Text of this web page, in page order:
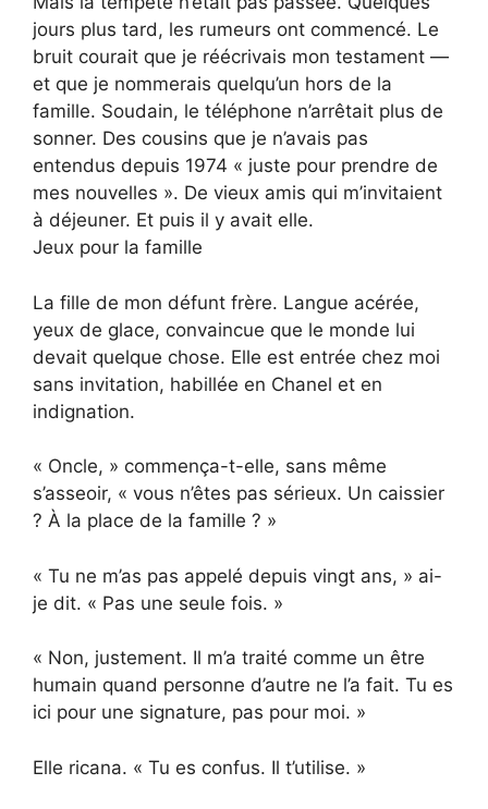
jours plus tard, les rumeurs ont commencé. Le
bruit courait que je réécrivais mon testament —
et que je nommerais quelqu’un hors de la
famille. Soudain, le téléphone n’arrêtait plus de
sonner. Des cousins que je n’avais pas
entendus depuis 1974 « juste pour prendre de
mes nouvelles ». De vieux amis qui m’invitaient
à déjeuner. Et puis il y avait elle.
Jeux pour la famille
La fille de mon défunt frère. Langue acérée,
yeux de glace, convaincue que le monde lui
devait quelque chose. Elle est entrée chez moi
sans invitation, habillée en Chanel et en
indignation.
« Oncle, » commença-t-elle, sans même
s’asseoir, « vous n’êtes pas sérieux. Un caissier
? À la place de la famille ? »
« Tu ne m’as pas appelé depuis vingt ans, » ai-
je dit. « Pas une seule fois. »
« Non, justement. Il m’a traité comme un être
humain quand personne d’autre ne l’a fait. Tu es
ici pour une signature, pas pour moi. »
Elle ricana. « Tu es confus. Il t’utilise. »